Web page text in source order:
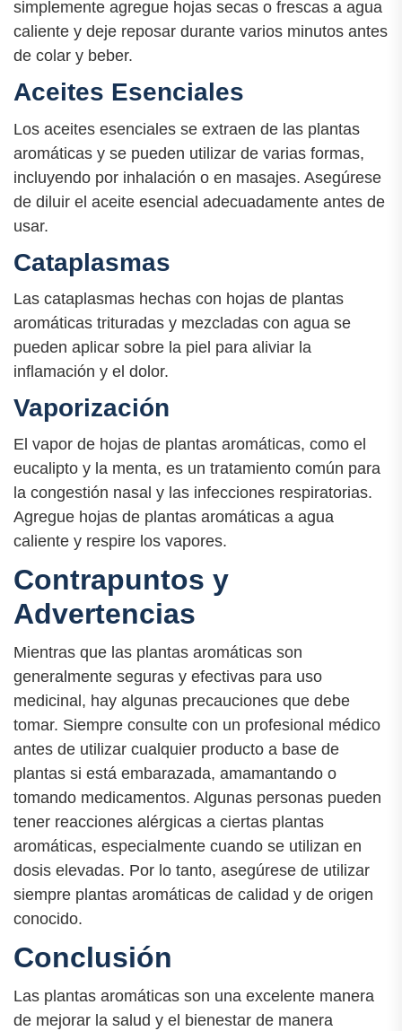
simplemente agregue hojas secas o frescas a agua
caliente y deje reposar durante varios minutos antes
de colar y beber.
Aceites Esenciales
Los aceites esenciales se extraen de las plantas
aromáticas y se pueden utilizar de varias formas,
incluyendo por inhalación o en masajes. Asegúrese
de diluir el aceite esencial adecuadamente antes de
usar.
Cataplasmas
Las cataplasmas hechas con hojas de plantas
aromáticas trituradas y mezcladas con agua se
pueden aplicar sobre la piel para aliviar la
inflamación y el dolor.
Vaporización
El vapor de hojas de plantas aromáticas, como el
eucalipto y la menta, es un tratamiento común para
la congestión nasal y las infecciones respiratorias.
Agregue hojas de plantas aromáticas a agua
caliente y respire los vapores.
Contrapuntos y
Advertencias
Mientras que las plantas aromáticas son
generalmente seguras y efectivas para uso
medicinal, hay algunas precauciones que debe
tomar. Siempre consulte con un profesional médico
antes de utilizar cualquier producto a base de
plantas si está embarazada, amamantando o
tomando medicamentos. Algunas personas pueden
tener reacciones alérgicas a ciertas plantas
aromáticas, especialmente cuando se utilizan en
dosis elevadas. Por lo tanto, asegúrese de utilizar
siempre plantas aromáticas de calidad y de origen
conocido.
Conclusión
Las plantas aromáticas son una excelente manera
de mejorar la salud y el bienestar de manera